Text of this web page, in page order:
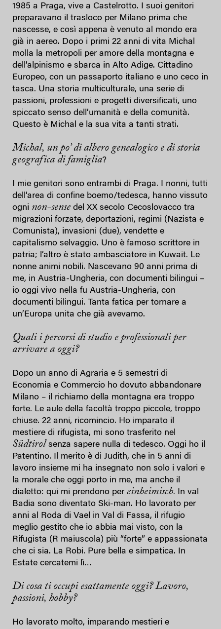
1985 a Praga, vive a Castelrotto. I suoi genitori
preparavano il trasloco per Milano prima che
nascesse, e così appena è venuto al mondo era
già in aereo. Dopo i primi 22 anni di vita Michal
molla la metropoli per amore della montagna e
dell’alpinismo e sbarca in Alto Adige. Cittadino
Europeo, con un passaporto italiano e uno ceco in
tasca. Una storia multiculturale, una serie di
passioni, professioni e progetti diversificati, uno
spiccato senso dell’umanità e della comunità.
Questo è Michal e la sua vita a tanti strati.
Michal, un po’ di albero genealogico e di storia
geografica di famiglia?
I mie genitori sono entrambi di Praga. I nonni, tutti
dell’area di confine boemo/tedesca, hanno vissuto
ogni non-sense del XX secolo Cecoslovacco tra
migrazioni forzate, deportazioni, regimi (Nazista e
Comunista), invasioni (due), vendette e
capitalismo selvaggio. Uno è famoso scrittore in
patria; l’altro è stato ambasciatore in Kuwait. Le
nonne animi nobili. Nascevano 90 anni prima di
me, in Austria-Ungheria, con documenti bilingui –
io oggi vivo nella fu Austria-Ungheria, con
documenti bilingui. Tanta fatica per tornare a
un’Europa unita che già avevamo.
Quali i percorsi di studio e professionali per
arrivare a oggi?
Dopo un anno di Agraria e 5 semestri di
Economia e Commercio ho dovuto abbandonare
Milano – il richiamo della montagna era troppo
forte. Le aule della facoltà troppo piccole, troppo
chiuse. 22 anni, ricomincio. Ho imparato il
mestiere di rifugista, mi sono trasferito nel
Südtirol senza sapere nulla di tedesco. Oggi ho il
Patentino. Il merito è di Judith, che in 5 anni di
lavoro insieme mi ha insegnato non solo i valori e
la morale che oggi porto in me, ma anche il
dialetto: qui mi prendono per einheimisch. In val
Badia sono diventato Ski-man. Ho lavorato per
anni al Roda di Vael in Val di Fassa, il rifugio
meglio gestito che io abbia mai visto, con la
Rifugista (R maiuscola) più “forte” e appassionata
che ci sia. La Robi. Pure bella e simpatica. In
Estate cercatemi lì…
Di cosa ti occupi esattamente oggi? Lavoro,
passioni, hobby?
Ho lavorato molto, imparando mestieri e